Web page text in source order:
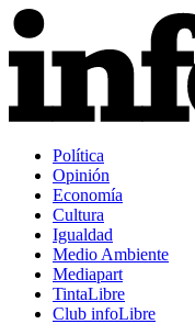
Política
Opinión
Economía
Cultura
Igualdad
Medio Ambiente
Mediapart
TintaLibre
Club infoLibre